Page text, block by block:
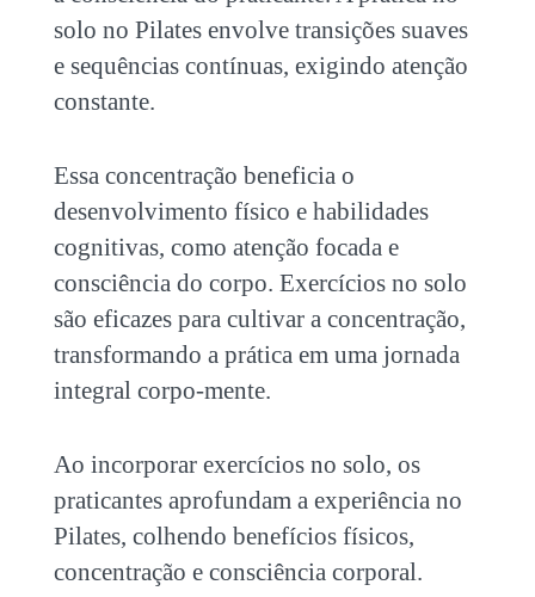
solo no Pilates envolve transições suaves
e sequências contínuas, exigindo atenção
constante.
Essa concentração beneficia o
desenvolvimento físico e habilidades
cognitivas, como atenção focada e
consciência do corpo. Exercícios no solo
são eficazes para cultivar a concentração,
transformando a prática em uma jornada
integral corpo-mente.
Ao incorporar exercícios no solo, os
praticantes aprofundam a experiência no
Pilates, colhendo benefícios físicos,
concentração e consciência corporal.